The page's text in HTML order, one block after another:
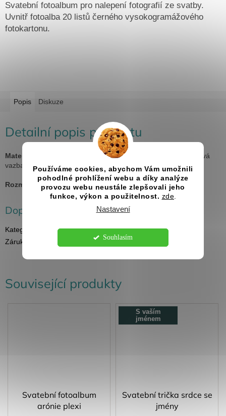
Používáme cookies, abychom Vám umožnili
pohodlné prohlížení webu a díky analýze
provozu webu neustále zlepšovali jeho
funkce, výkon a použitelnost. zde.
Nastavení
Souhlasím
Svatební fotoalbum pro nalepení fotografií ze svatby.
Uvnitř fotoalba 20 listů černého vysokogramážového
fotokartonu.
Související produkty
Svatební fotoalbum
arónie plexi
S vaším
jménem
Svatební trička srdce se
jmény
Popis Diskuze
Detailní popis produktu
Materiál:
topol, uvnitř 20 listů fotokartonu v černé barvě, kovová
vazba
Rozměry: A4
Doplňkové parametry
Kategorie
Svatební fotoalba
Záruka